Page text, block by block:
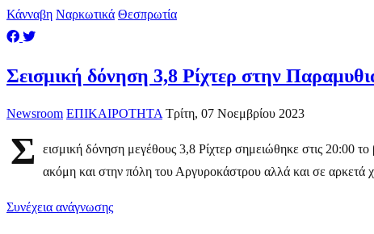
Κάνναβη Ναρκωτικά Θεσπρωτία
Σεισμική δόνηση 3,8 Ρίχτερ στην
Newsroom ΕΠΙΚΑΙΡΟΤΗΤΑ Τρίτη, 07 Νοεμβρίου 2023
Σ
εισμική δόνηση μεγέθους 3,8 Ρίχτερ σημειώθηκε στις 20:00
ακόμη και στην πόλη τoυ Αργυροκάστρου αλλά και σε αρκετά
Συνέχεια ανάγνωσης